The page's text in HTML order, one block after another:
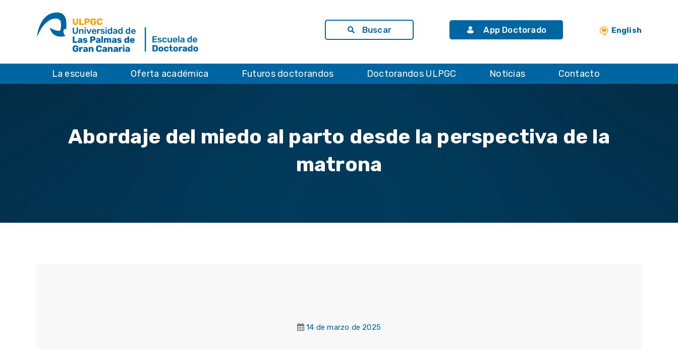
Buscar App Doctorado English
La escuela Oferta académica Futuros doctorandos Doctorandos ULPGC Noticias Contacto
Abordaje del miedo al parto desde la perspectiva de la
matrona
14 de marzo de 2025